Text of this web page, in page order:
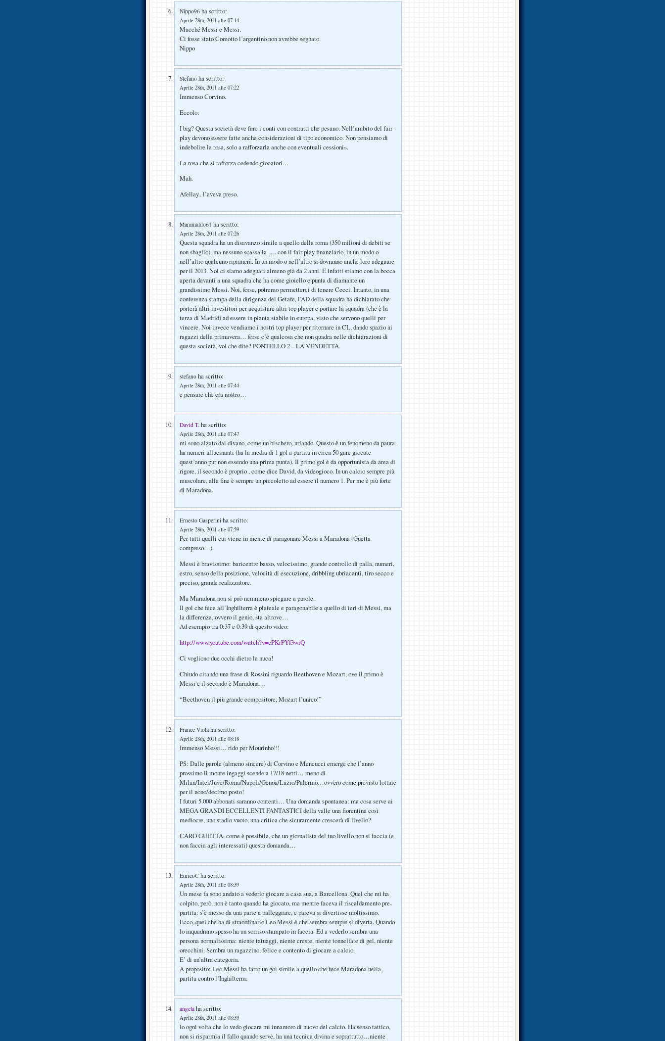
Nippo96 ha scritto:
Aprile 28th, 2011 alle 07:14
Macché Messi e Messi.
Ci fosse stato Comotto l’argentino non avrebbe segnato.
Nippo
Stefano ha scritto:
Aprile 28th, 2011 alle 07:22
Immenso Corvino.
Eccolo:
I big? Questa società deve fare i conti con contratti che pesano. Nell’am­bito del fair
play devono essere fat­te anche considerazioni di tipo eco­nomico. Non pensiamo di
indeboli­re la rosa, solo a rafforzarla anche con eventuali cessioni».
La rosa che si rafforza cedendo giocatori…
Mah.
Afellay.. l’aveva preso.
Maramaldo61 ha scritto:
Aprile 28th, 2011 alle 07:26
Questa squadra ha un disavanzo simile a quello della roma (350 milioni di debiti se
non sbaglio), ma nessuno scassa la …. con il fair play finanziario, in un modo o
nell’altro qualcuno ripianerà. In un modo o nell’altro si dovranno anche loro adeguare
per il 2013. Noi ci siamo adeguati almeno già da 2 anni. E infatti stiamo con la bocca
aperta davanti a una squadra che ha come gioiello e punta di diamante un
grandissimo Messi. Noi, forse, potremo permetterci di tenere Cecci. Intanto, in una
conferenza stampa della dirigenza del Getafe, l’AD della squadra ha dichiarato che
porterà altri investitori per acquistare altri top player e portare la squadra (che è la
terza di Madrid) ad essere in pianta stabile in europa, visto che servono quelli per
vincere. Noi invece vendiamo i nostri top player per ritornare in CL, dando spazio ai
ragazzi della primavera… forse c’è qualcosa che non quadra nelle dichiarazioni di
questa società, voi che dite? PONTELLO 2 – LA VENDETTA.
stefano ha scritto:
Aprile 28th, 2011 alle 07:44
e pensare che era nostro…
David T. ha scritto:
Aprile 28th, 2011 alle 07:47
mi sono alzato dal divano, come un bischero, urlando. Questo è un fenomeno da paura,
ha numeri allucinanti (ha la media di 1 gol a partita in circa 50 gare giocate
quest’anno pur non essendo una prima punta). Il primo gol è da opportunista da area di
rigore, il secondo è proprio , come dice David, da videogioco. In un calcio sempre più
muscolare, alla fine è sempre un piccoletto ad essere il numero 1. Per me è più forte
di Maradona.
Ernesto Gasperini ha scritto:
Aprile 28th, 2011 alle 07:59
Per tutti quelli cui viene in mente di paragonare Messi a Maradona (Guetta
compreso…).
Messi è bravissimo: baricentro basso, velocissimo, grande controllo di palla, numeri,
estro, senso della posizione, velocità di esecuzione, dribbling ubriacanti, tiro secco e
preciso, grande realizzatore.
Ma Maradona non si può nemmeno spiegare a parole.
Il gol che fece all’Inghilterra è plateale e paragonabile a quello di ieri di Messi, ma
la differenza, ovvero il genio, sta altrove…
Ad esempio tra 0:37 e 0:39 di questo video:
http://www.youtube.com/watch?v=cPKrPYf3wiQ
Ci vogliono due occhi dietro la nuca!
Chiudo citando una frase di Rossini riguardo Beethoven e Mozart, ove il primo è
Messi e il secondo è Maradona…
“Beethoven il più grande compositore, Mozart l’unico!”
France Viola ha scritto:
Aprile 28th, 2011 alle 08:18
Immenso Messi… rido per Mourinho!!!
PS: Dalle parole (almeno sincere) di Corvino e Mencucci emerge che l’anno
prossimo il monte ingaggi scende a 17/18 netti… meno di
Milan/Inter/Juve/Roma/Napoli/Genoa/Lazio/Palermo…ovvero come previsto lottare
per il nono/decimo posto!
I futuri 5.000 abbonati saranno contenti… Una domanda spontanea: ma cosa serve ai
MEGA GRANDI ECCELLENTI FANTASTICI della valle una fiorentina così
mediocre, uno stadio vuoto, una critica che sicuramente crescerà di livello?
CARO GUETTA, come è possibile, che un giornalista del tuo livello non si faccia (e
non faccia agli interessati) questa domanda…
EnricoC ha scritto:
Aprile 28th, 2011 alle 08:39
Un mese fa sono andato a vederlo giocare a casa sua, a Barcellona. Quel che mi ha
colpito, però, non è tanto quando ha giocato, ma mentre faceva il riscaldamento pre-
partita: s’è messo da una parte a palleggiare, e pareva si divertisse moltissimo.
Ecco, quel che ha di straordinario Leo Messi è che sembra sempre si diverta. Quando
lo inquadrano spesso ha un sorriso stampato in faccia. Ed a vederlo sembra una
persona normalissima: niente tatuaggi, niente creste, niente tonnellate di gel, niente
orecchini. Sembra un ragazzino, felice e contento di giocare a calcio.
E’ di un’altra categoria.
A proposito: Leo Messi ha fatto un gol simile a quello che fece Maradona nella
partita contro l’Inghilterra.
angela ha scritto:
Aprile 28th, 2011 alle 08:39
Io ogni volta che lo vedo giocare mi innamoro di nuovo del calcio. Ha senso tattico,
non si risparmia il fallo quando serve, ha una tecnica divina e soprattutto…niente